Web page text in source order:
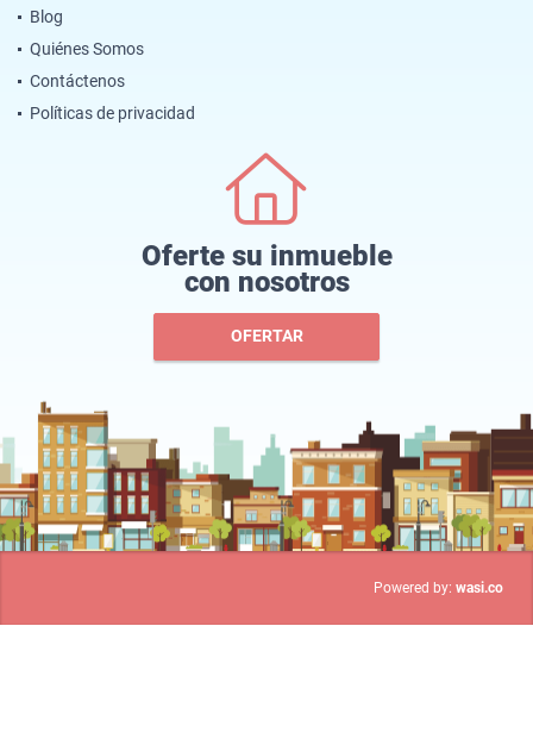
Blog
Quiénes Somos
Contáctenos
Políticas de privacidad
Oferte su inmueble
con nosotros
OFERTAR
Powered by: wasi.co